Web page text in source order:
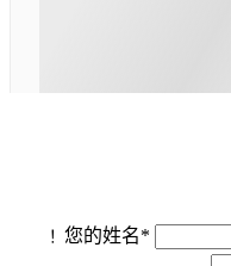
您的姓名*